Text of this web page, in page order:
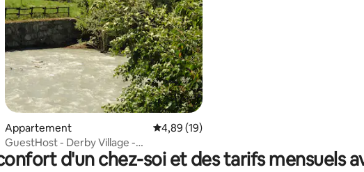
Appartement Évaluation moyenne sur la base de 19
4,89 (19)
GuestHost - Derby Village -
Appartement Mountain Heaven
d'un chez-soi et des tarifs mensuels